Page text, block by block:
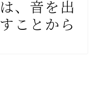
は、音を出
すことから